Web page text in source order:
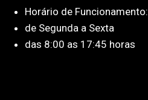
Horário de Funcionamento:
de Segunda a Sexta
das 8:00 as 17:45 horas